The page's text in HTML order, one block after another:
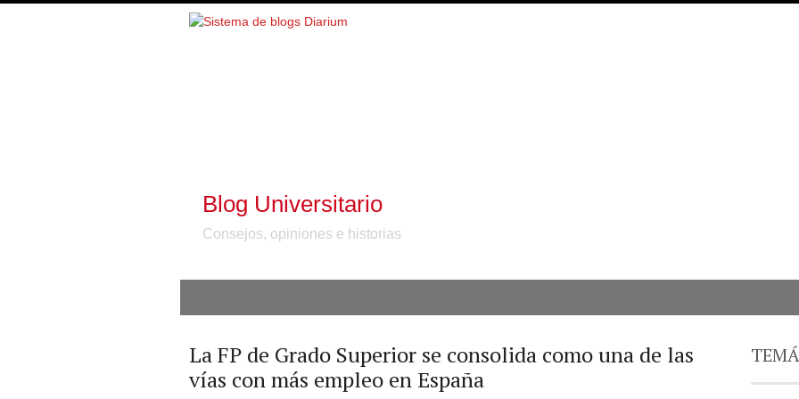
Blog Universitario
Consejos, opiniones e historias
La FP de Grado Superior se consolida como una de las
vías con más empleo en España